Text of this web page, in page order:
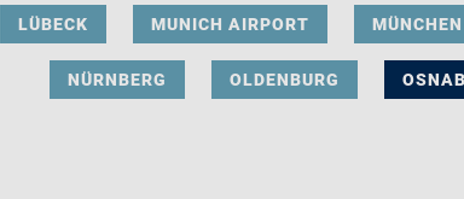
LÜBECK MUNICH AIRPORT MÜNCHEN
NÜRNBERG OLDENBURG